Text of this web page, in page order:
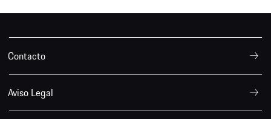
Contacto
Aviso Legal